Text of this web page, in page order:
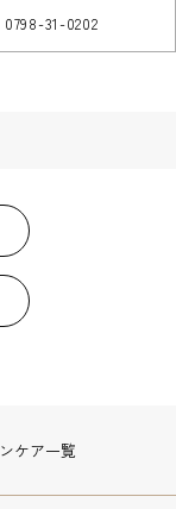
0798-31-0202
ケア一覧